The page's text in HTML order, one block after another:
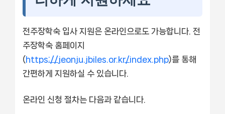
전주장학숙 입사 지원은 온라인으로도 가능합니다. 전
주장학숙 홈페이지
(https://jeonju.jbiles.or.kr/index.php)를 통해
간편하게 지원하실 수 있습니다.
온라인 신청 절차는 다음과 같습니다.